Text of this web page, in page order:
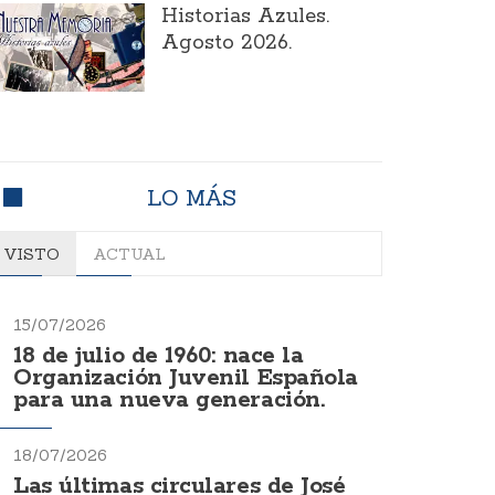
Historias Azules.
Agosto 2026.
LO MÁS
VISTO ACTUAL
15/07/2026
18 de julio de 1960: nace la
Organización Juvenil Española
para una nueva generación.
18/07/2026
Las últimas circulares de José